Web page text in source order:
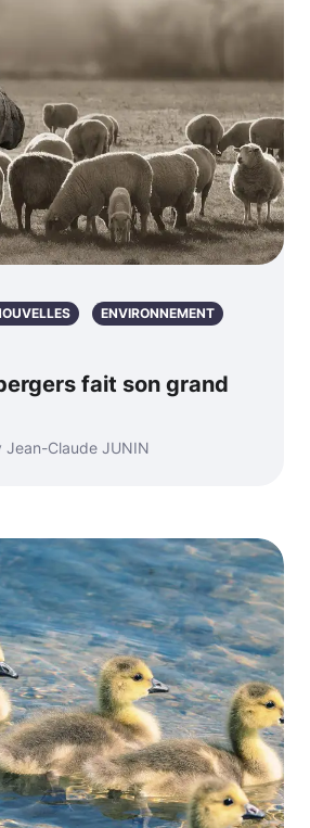
ENVIRONNEMENT
fait son grand
Claude JUNIN